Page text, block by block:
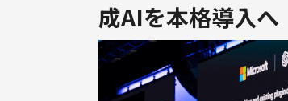
成AIを本格導入へ